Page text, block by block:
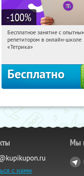
-100%
15:14:53
Москва, Россия
Бесплатное занятие с
репетитором в онлайн-школе
«Тетрика»
Бесплатно
с нами
Мы